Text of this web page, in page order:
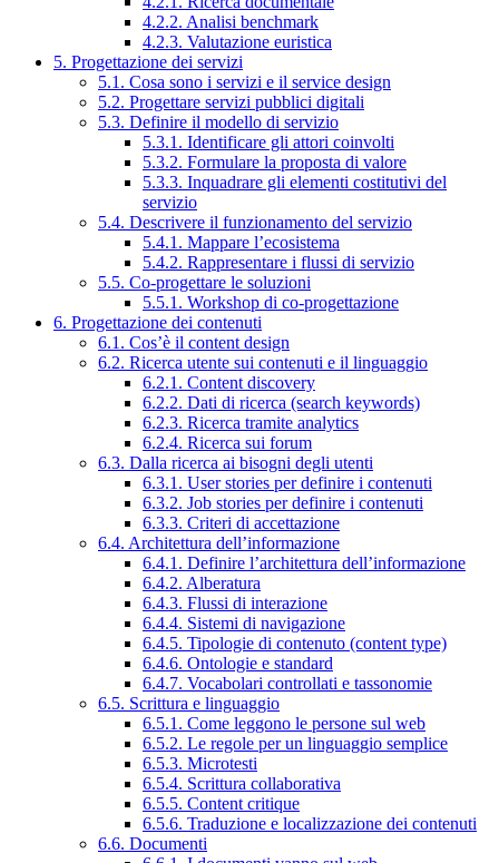
4.2.2. Analisi benchmark
4.2.3. Valutazione euristica
5. Progettazione dei servizi
5.1. Cosa sono i servizi e il service design
5.2. Progettare servizi pubblici digitali
5.3. Definire il modello di servizio
5.3.1. Identificare gli attori coinvolti
5.3.2. Formulare la proposta di valore
5.3.3. Inquadrare gli elementi costitutivi del
servizio
5.4. Descrivere il funzionamento del servizio
5.4.1. Mappare l’ecosistema
5.4.2. Rappresentare i flussi di servizio
5.5. Co-progettare le soluzioni
5.5.1. Workshop di co-progettazione
6. Progettazione dei contenuti
6.1. Cos’è il content design
6.2. Ricerca utente sui contenuti e il linguaggio
6.2.1. Content discovery
6.2.2. Dati di ricerca (search keywords)
6.2.3. Ricerca tramite analytics
6.2.4. Ricerca sui forum
6.3. Dalla ricerca ai bisogni degli utenti
6.3.1. User stories per definire i contenuti
6.3.2. Job stories per definire i contenuti
6.3.3. Criteri di accettazione
6.4. Architettura dell’informazione
6.4.1. Definire l’architettura dell’informazione
6.4.2. Alberatura
6.4.3. Flussi di interazione
6.4.4. Sistemi di navigazione
6.4.5. Tipologie di contenuto (content type)
6.4.6. Ontologie e standard
6.4.7. Vocabolari controllati e tassonomie
6.5. Scrittura e linguaggio
6.5.1. Come leggono le persone sul web
6.5.2. Le regole per un linguaggio semplice
6.5.3. Microtesti
6.5.4. Scrittura collaborativa
6.5.5. Content critique
6.5.6. Traduzione e localizzazione dei contenuti
6.6. Documenti